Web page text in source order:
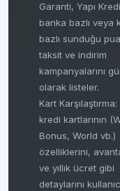
Garanti, Yapı
banka bazlı veya
bazlı sunduğu
taksit ve indirim
kampanyalarını
olarak listeler.
Kart Karşılaştırma:
kredi kartlarının
Bonus, World vb.)
özelliklerini,
ve yıllık ücret gibi
detaylarını